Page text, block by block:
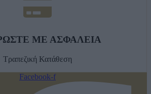
ΜΕ ΑΣΦΑΛΕΙΑ
Τραπεζική Κατάθεση
Facebook-f